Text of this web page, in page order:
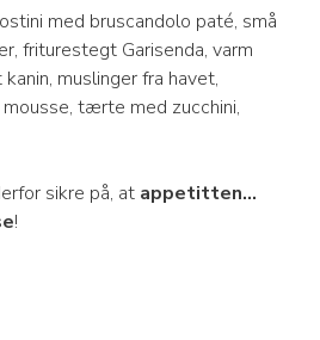
med bruscandolo paté, små
friturestegt Garisenda, varm
muslinger fra havet,
tærte med zucchini,
sikre på, at appetitten...
!